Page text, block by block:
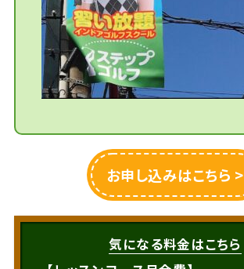
お申し込みはこちら >
気になる料金はこちら